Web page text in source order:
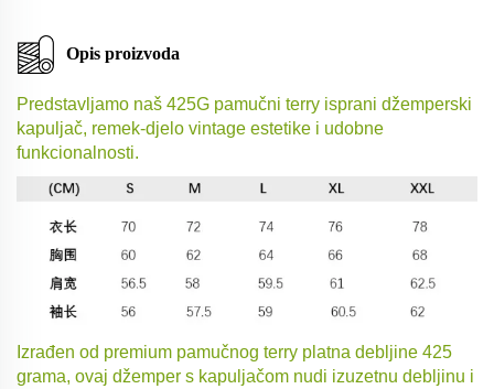
Opis proizvoda
Predstavljamo naš 425G pamučni terry isprani džemperski
kapuljač, remek-djelo vintage estetike i udobne
funkcionalnosti.
Izrađen od premium pamučnog terry platna debljine 425
grama, ovaj džemper s kapuljačom nudi izuzetnu debljinu i